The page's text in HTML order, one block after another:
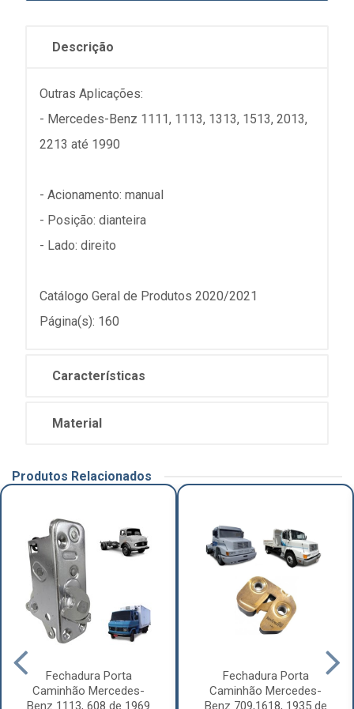
Descrição
Outras Aplicações:
- Mercedes-Benz 1111, 1113, 1313, 1513, 2013,
2213 até 1990
- Acionamento: manual
- Posição: dianteira
- Lado: direito
Catálogo Geral de Produtos 2020/2021
Página(s): 160
Características
Material
Produtos Relacionados
Fechadura Porta
Caminhão Mercedes-
Benz 1113, 608 de 1969
Fechadura Porta
Caminhão Mercedes-
Benz 709,1618, 1935 de